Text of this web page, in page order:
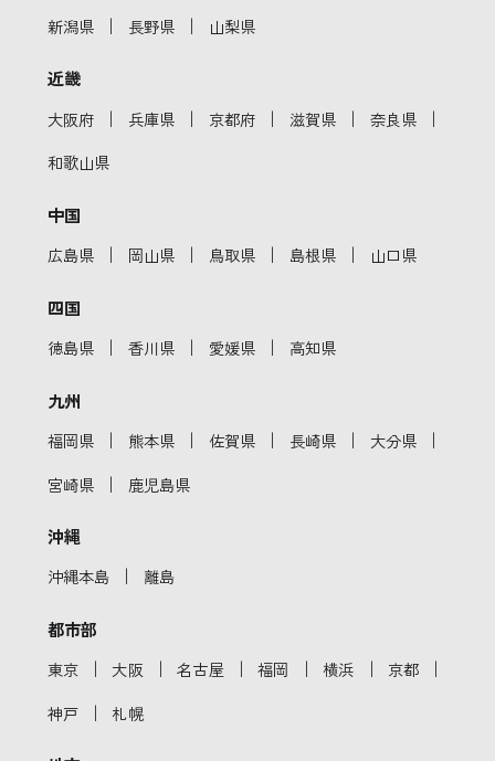
新潟県 ｜ 長野県 ｜ 山梨県
近畿
大阪府 ｜ 兵庫県 ｜ 京都府 ｜ 滋賀県 ｜ 奈良県 ｜
和歌山県
中国
広島県 ｜ 岡山県 ｜ 鳥取県 ｜ 島根県 ｜ 山口県
四国
徳島県 ｜ 香川県 ｜ 愛媛県 ｜ 高知県
九州
福岡県 ｜ 熊本県 ｜ 佐賀県 ｜ 長崎県 ｜ 大分県 ｜
宮崎県 ｜ 鹿児島県
沖縄
沖縄本島 ｜ 離島
都市部
東京 ｜ 大阪 ｜ 名古屋 ｜ 福岡 ｜ 横浜 ｜ 京都 ｜
神戸 ｜ 札幌